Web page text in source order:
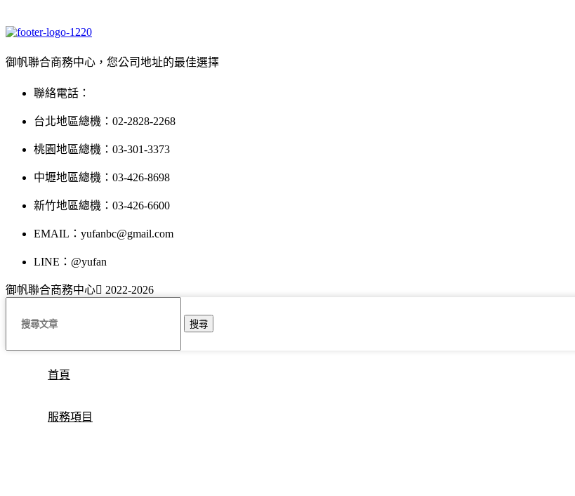
御帆聯合商務中心，您公司地址的最佳選擇
聯絡電話：
台北地區總機：02-2828-2268
桃園地區總機：03-301-3373
中壢地區總機：03-426-8698
新竹地區總機：03-426-6600
EMAIL：yufanbc@gmail.com
LINE：@yufan
御帆聯合商務中心 2022-2026
搜尋
首頁
服務項目